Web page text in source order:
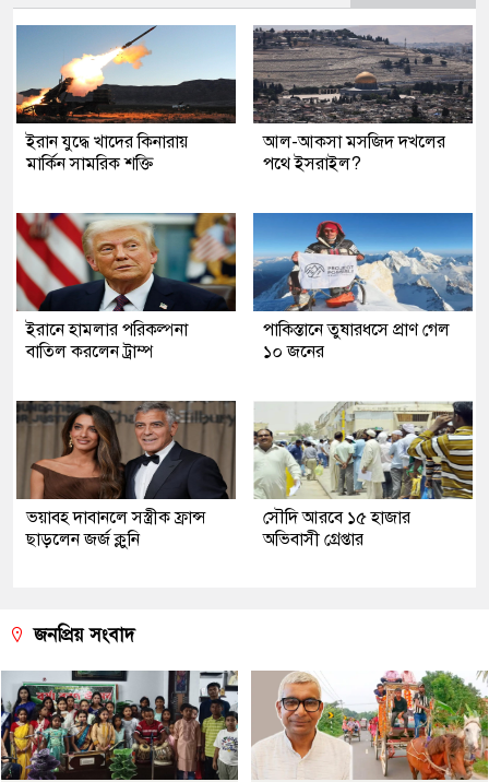
ইরান যুদ্ধে খাদের কিনারায়
মার্কিন সামরিক শক্তি
আল-আকসা মসজিদ দখলের
পথে ইসরাইল?
ইরানে হামলার পরিকল্পনা
বাতিল করলেন ট্রাম্প
পাকিস্তানে তুষারধসে প্রাণ গেল
১০ জনের
ভয়াবহ দাবানলে সস্ত্রীক ফ্রান্স
ছাড়লেন জর্জ ক্লুনি
সৌদি আরবে ১৫ হাজার
অভিবাসী গ্রেপ্তার
জনপ্রিয় সংবাদ